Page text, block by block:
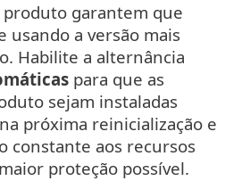
produto garantem que
usando a versão mais
Habilite a alternância
para que as
sejam instaladas
próxima reinicialização e
constante aos recursos
proteção possível.